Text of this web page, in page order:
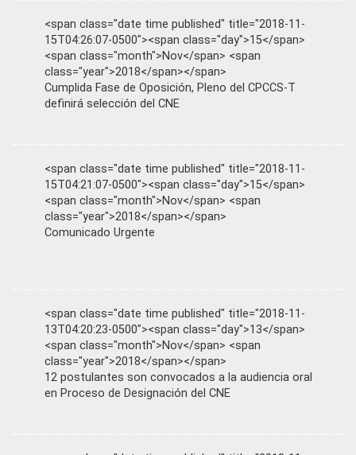
<span class="date time published" title="2018-11-
15T04:26:07-0500"><span class="day">15</span>
<span class="month">Nov</span> <span
class="year">2018</span></span>
Cumplida Fase de Oposición, Pleno del CPCCS-T
definirá selección del CNE
<span class="date time published" title="2018-11-
15T04:21:07-0500"><span class="day">15</span>
<span class="month">Nov</span> <span
class="year">2018</span></span>
Comunicado Urgente
<span class="date time published" title="2018-11-
13T04:20:23-0500"><span class="day">13</span>
<span class="month">Nov</span> <span
class="year">2018</span></span>
12 postulantes son convocados a la audiencia oral
en Proceso de Designación del CNE